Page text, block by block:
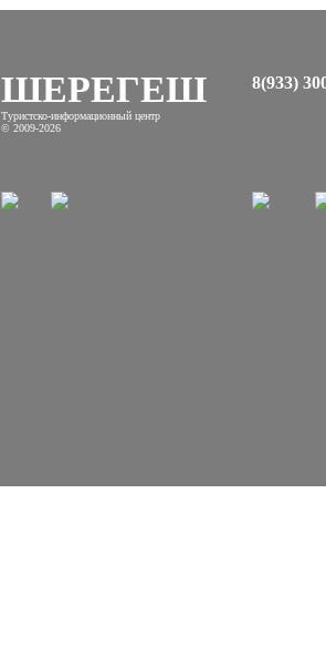
ШЕРЕГЕШ
Туристско-информационный центр
© 2009-2026
8(933)